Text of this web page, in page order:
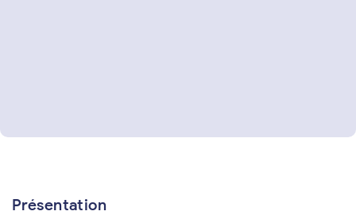
Présentation